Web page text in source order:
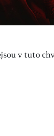
v tuto